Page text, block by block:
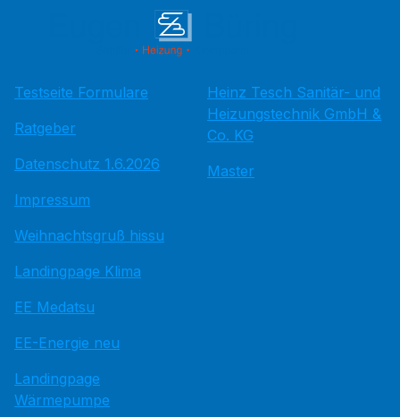
Testseite Formulare
Ratgeber
Datenschutz 1.6.2026
Impressum
Weihnachtsgruß hissu
Landingpage Klima
EE Medatsu
EE-Energie neu
Landingpage
Wärmepumpe
Heinz Tesch Sanitär- und
Heizungstechnik GmbH &
Co. KG
Master